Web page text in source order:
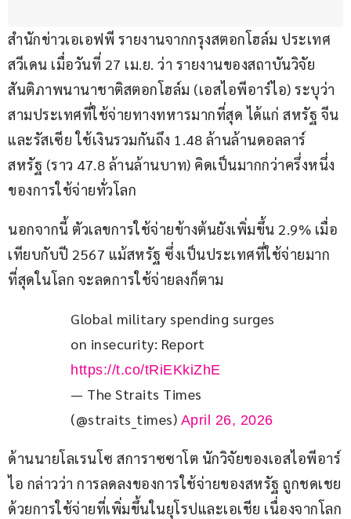
สำนักข่าวเอเอฟพี รายงานจากกรุงสตอกโฮล์ม ประเทศ
สวีเดน เมื่อวันที่ 27 เม.ย. ว่า รายงานของสถาบันวิจัย
สันติภาพนานาชาติสตอกโฮล์ม (เอสไอพีอาร์ไอ) ระบุว่า
สามประเทศที่ใช้จ่ายทางทหารมากที่สุด ได้แก่ สหรัฐ จีน
และรัสเซีย ใช้เงินรวมกันถึง 1.48 ล้านล้านดอลลาร์
สหรัฐ (ราว 47.8 ล้านล้านบาท) คิดเป็นมากกว่าครึ่งหนึ่ง
ของการใช้จ่ายทั่วโลก
นอกจากนี้ ตัวเลขการใช้จ่ายข้างต้นยังเพิ่มขึ้น 2.9% เมื่อ
เทียบกับปี 2567 แม้สหรัฐ ซึ่งเป็นประเทศที่ใช้จ่ายมาก
ที่สุดในโลก จะลดการใช้จ่ายลงก็ตาม
Global military spending surges
on insecurity: Report
https://t.co/tRiEKkiZhE
— The Straits Times
(@straits_times) April 26, 2026
ด้านนายโลเรนโซ สการาซซาโต นักวิจัยของเอสไอพีอาร์
ไอ กล่าวว่า การลดลงของการใช้จ่ายของสหรัฐ ถูกชดเชย
ด้วยการใช้จ่ายที่เพิ่มขึ้นในยุโรปและเอเชีย เนื่องจากโลก